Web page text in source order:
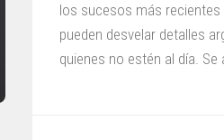
los sucesos más recientes
pueden desvelar detalles
quienes no estén al día. Se